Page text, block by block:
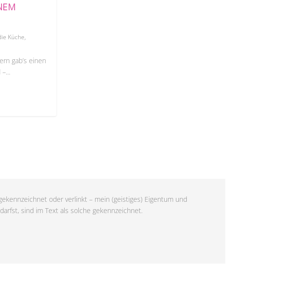
Küche,
gab’s einen
oder verlinkt – mein (geistiges) Eigentum und
sind im Text als solche gekennzeichnet.